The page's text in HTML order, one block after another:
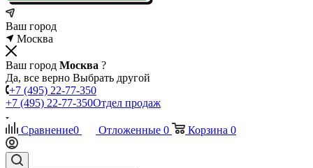
Ваш город
Москва
Ваш город Москва ?
Да, все верно Выбрать другой
+7 (495) 22-77-350
+7 (495) 22-77-350Отдел продаж
Сравнение0 Отложенные 0 Корзина 0